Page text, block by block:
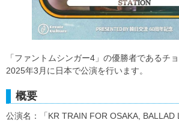
「ファントムシンガー4」の優勝者であるチ
2025年3月に日本で公演を行います。
概要
公演名：「KR TRAIN FOR OSAKA, BALLAD